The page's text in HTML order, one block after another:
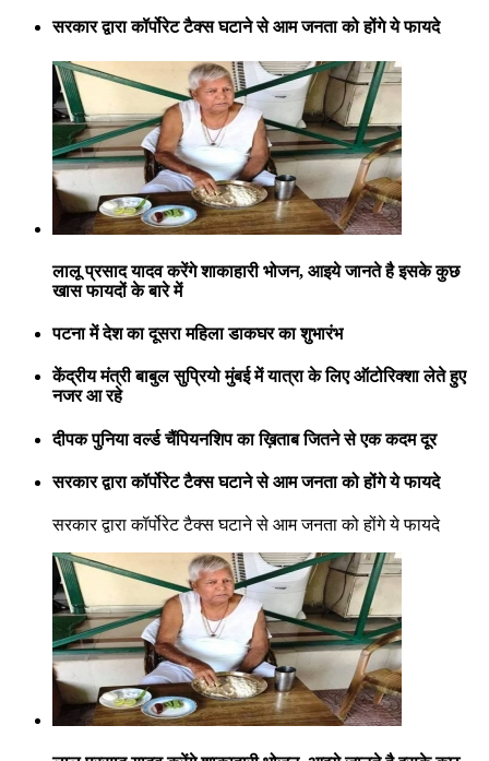
सरकार द्वारा कॉर्पोरेट टैक्स घटाने से आम जनता को होंगे ये फायदे
लालू प्रसाद यादव करेंगे शाकाहारी भोजन, आइये जानते है इसके कुछ
खास फायदों के बारे में
पटना में देश का दूसरा महिला डाकघर का शुभारंभ
केंद्रीय मंत्री बाबुल सुप्रियो मुंबई में यात्रा के लिए ऑटोरिक्शा लेते हुए
नजर आ रहे
दीपक पुनिया वर्ल्ड चैंपियनशिप का ख़िताब जितने से एक कदम दूर
सरकार द्वारा कॉर्पोरेट टैक्स घटाने से आम जनता को होंगे ये फायदे
सरकार द्वारा कॉर्पोरेट टैक्स घटाने से आम जनता को होंगे ये फायदे